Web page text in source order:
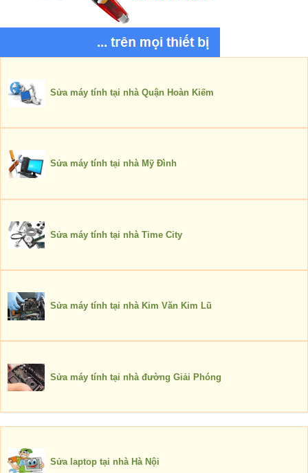
Sửa máy tính tại nhà Quận Hoàn Kiếm
Sửa máy tính tại nhà Mỹ Đình
Sửa máy tính tại nhà Time City
Sửa máy tính tại nhà Kim Văn Kim Lũ
Sửa máy tính tại nhà đường Giải Phóng
Sửa laptop tại nhà Hà Nội